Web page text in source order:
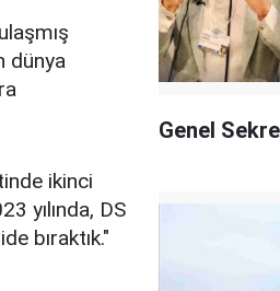
dünya
ikinci
yılında, DS
bıraktık."
Genel